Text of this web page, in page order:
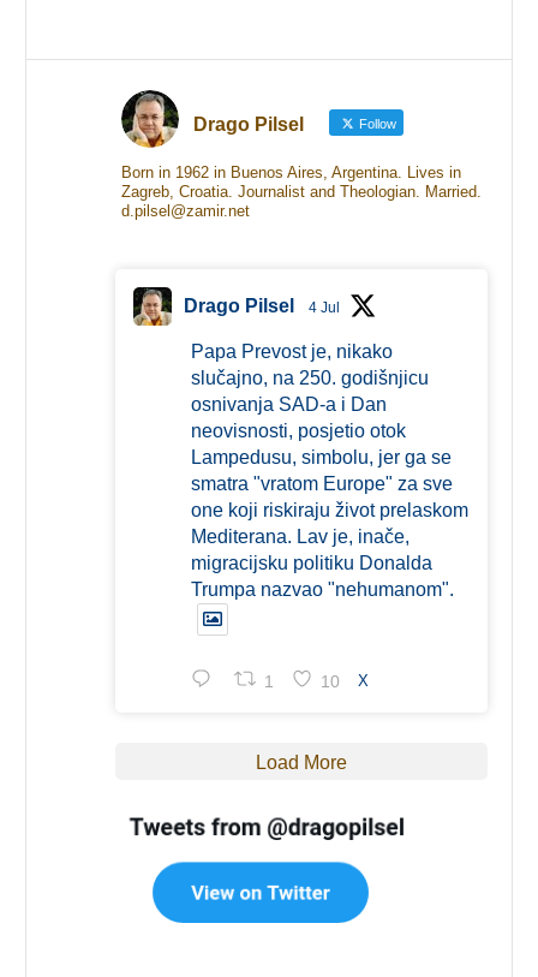
Drago Pilsel Follow
Born in 1962 in Buenos Aires, Argentina. Lives in
Zagreb, Croatia. Journalist and Theologian. Married.
d.pilsel@zamir.net
Drago Pilsel 4 Jul
Papa Prevost je, nikako
slučajno, na 250. godišnjicu
osnivanja SAD-a i Dan
neovisnosti, posjetio otok
Lampedusu, simbolu, jer ga se
smatra "vratom Europe" za sve
one koji riskiraju život prelaskom
Mediterana. Lav je, inače,
migracijsku politiku Donalda
Trumpa nazvao "nehumanom".
1 10 X
Load More